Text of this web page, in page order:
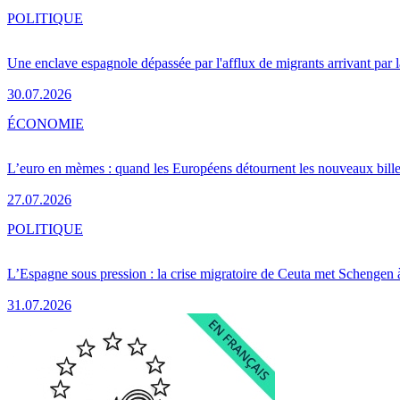
Une enclave espagnole dépassée par l'afflux de migrants arrivant par
30.07.2026
POLITIQUE
L’euro en mèmes : quand les Européens détournent les nouveaux
27.07.2026
ÉCONOMIE
L’Espagne sous pression : la crise migratoire de Ceuta met Schengen
31.07.2026
POLITIQUE